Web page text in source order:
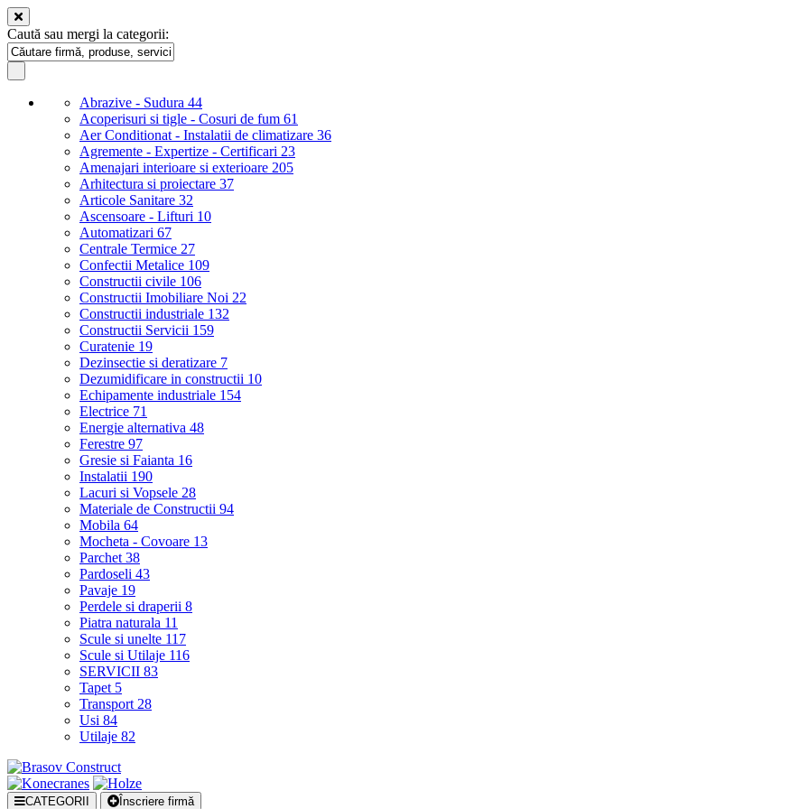
Caută sau mergi la categorii:
Abrazive - Sudura 44
Acoperisuri si tigle - Cosuri de fum 61
Aer Conditionat - Instalatii de climatizare 36
Agremente - Expertize - Certificari 23
Amenajari interioare si exterioare 205
Arhitectura si proiectare 37
Articole Sanitare 32
Ascensoare - Lifturi 10
Automatizari 67
Centrale Termice 27
Confectii Metalice 109
Constructii civile 106
Constructii Imobiliare Noi 22
Constructii industriale 132
Constructii Servicii 159
Curatenie 19
Dezinsectie si deratizare 7
Dezumidificare in constructii 10
Echipamente industriale 154
Electrice 71
Energie alternativa 48
Ferestre 97
Gresie si Faianta 16
Instalatii 190
Lacuri si Vopsele 28
Materiale de Constructii 94
Mobila 64
Mocheta - Covoare 13
Parchet 38
Pardoseli 43
Pavaje 19
Perdele si draperii 8
Piatra naturala 11
Scule si unelte 117
Scule si Utilaje 116
SERVICII 83
Tapet 5
Transport 28
Usi 84
Utilaje 82
CATEGORII Înscriere firmă